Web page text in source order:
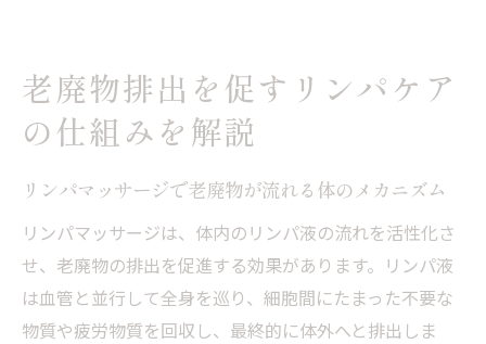
老廃物排出を促すリンパケア
の仕組みを解説
リンパマッサージで老廃物が流れる体のメカニズム
リンパマッサージは、体内のリンパ液の流れを活性化さ
せ、老廃物の排出を促進する効果があります。リンパ液
は血管と並行して全身を巡り、細胞間にたまった不要な
物質や疲労物質を回収し、最終的に体外へと排出しま